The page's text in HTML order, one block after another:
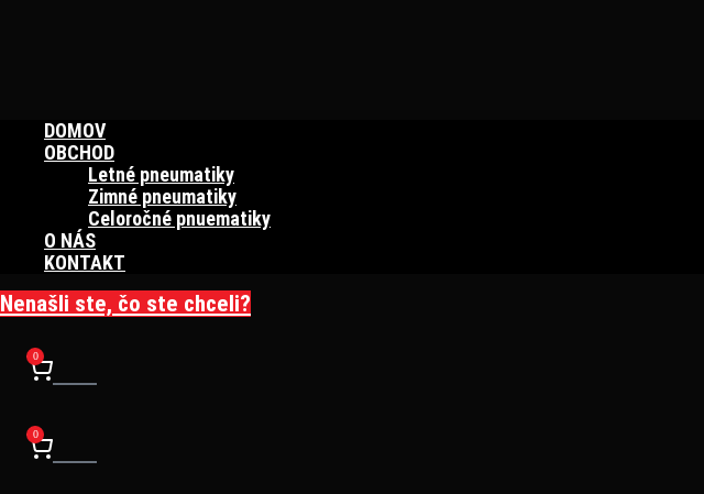
DOMOV
OBCHOD
Letné pneumatiky
Zimné pneumatiky
Celoročné pnuematiky
O NÁS
KONTAKT
Nenašli ste, čo ste chceli?
0
0